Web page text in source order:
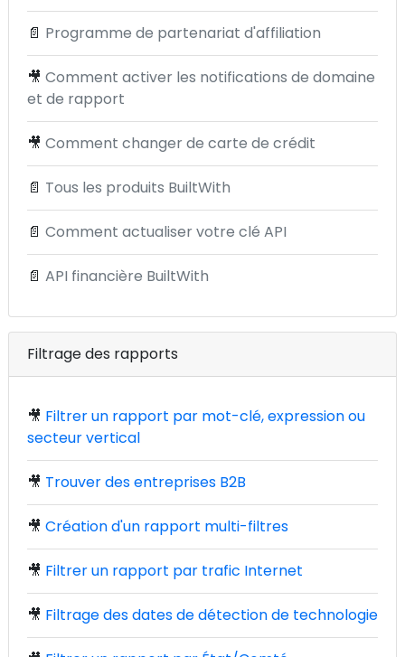
📄 Programme de partenariat d'affiliation
🎥 Comment activer les notifications de domaine
et de rapport
🎥 Comment changer de carte de crédit
📄 Tous les produits BuiltWith
📄 Comment actualiser votre clé API
📄 API financière BuiltWith
Filtrage des rapports
🎥 Filtrer un rapport par mot-clé, expression ou
secteur vertical
🎥 Trouver des entreprises B2B
🎥 Création d'un rapport multi-filtres
🎥 Filtrer un rapport par trafic Internet
🎥 Filtrage des dates de détection de technologie